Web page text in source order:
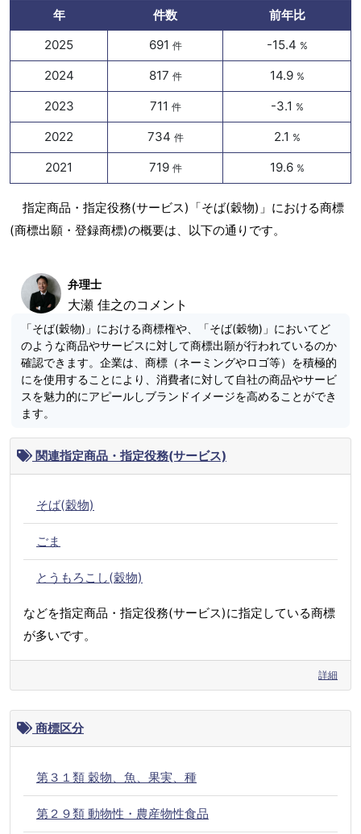
年 件数
前年比
2025
691 件 -15.4 %
2024 817 件 14.9 %
2023 711 件 -3.1 %
2022 734 件 2.1 %
2021 719 件 19.6 %
指定商品・指定役務(サービス)「そば(穀物)」における商標
(商標出願・登録商標)の概要は、以下の通りです。
弁理士
大瀬 佳之のコメント
「そば(穀物)」における商標権や、「そば(穀物)」においてど
のような商品やサービスに対して商標出願が行われているのか
確認できます。企業は、商標（ネーミングやロゴ等）を積極的
にを使用することにより、消費者に対して自社の商品やサービ
スを魅力的にアピールしブランドイメージを高めることができ
ます。
関連指定商品・指定役務(サービス)
そば(穀物)
ごま
とうもろこし(穀物)
などを指定商品・指定役務(サービス)に指定している商標
が多いです。
詳細
商標区分
第３１類 穀物、魚、果実、種
第２９類 動物性・農産物性食品